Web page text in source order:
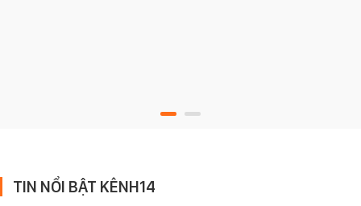
TIN NỔI BẬT KÊNH14